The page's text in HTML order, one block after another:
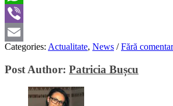
WhatsApp
Viber
Email
Categories: Actualitate, News / Fără
Post Author: Patricia Bușcu